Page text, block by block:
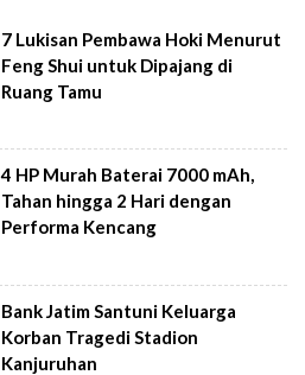
7 Lukisan Pembawa Hoki Menurut
Feng Shui untuk Dipajang di
Ruang Tamu
4 HP Murah Baterai 7000 mAh,
Tahan hingga 2 Hari dengan
Performa Kencang
Bank Jatim Santuni Keluarga
Korban Tragedi Stadion
Kanjuruhan